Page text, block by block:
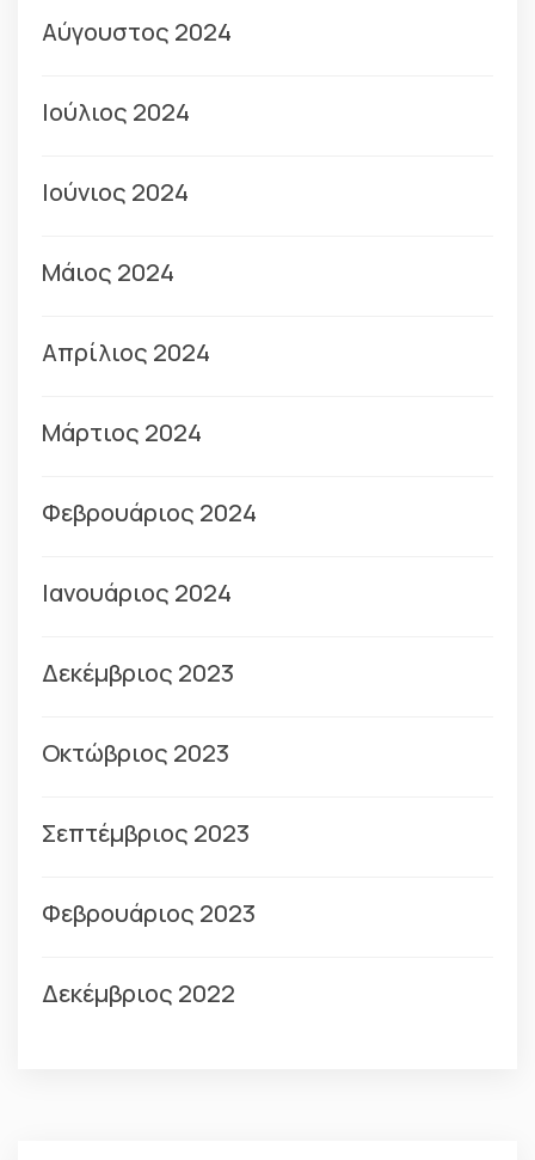
Αύγουστος 2024
Ιούλιος 2024
Ιούνιος 2024
Μάιος 2024
Απρίλιος 2024
Μάρτιος 2024
Φεβρουάριος 2024
Ιανουάριος 2024
Δεκέμβριος 2023
Οκτώβριος 2023
Σεπτέμβριος 2023
Φεβρουάριος 2023
Δεκέμβριος 2022